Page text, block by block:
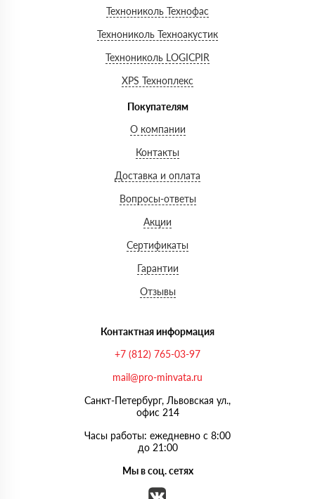
Технониколь Технофас
Технониколь Техноакустик
Технониколь LOGICPIR
XPS Техноплекс
Покупателям
О компании
Контакты
Доставка и оплата
Вопросы-ответы
Акции
Сертификаты
Гарантии
Отзывы
Контактная информация
+7 (812) 765-03-97
mail@pro-minvata.ru
Санкт-Петербург, Львовская ул.,
офис 214
Часы работы: ежедневно с 8:00
до 21:00
Мы в соц. сетях